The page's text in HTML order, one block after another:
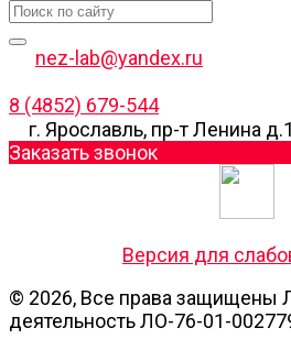
nez-lab@yandex.ru
8 (4852) 679-544
г. Ярославль, пр-т Ленина
Заказать звонок
Версия для
© 2026, Все права защищены
деятельность ЛО-76-01-